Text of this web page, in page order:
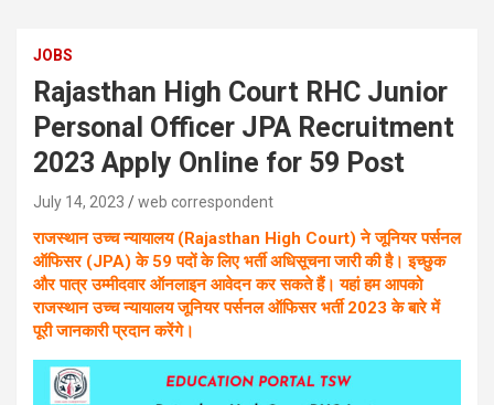
JOBS
Rajasthan High Court RHC Junior
Personal Officer JPA Recruitment
2023 Apply Online for 59 Post
July 14, 2023 web correspondent
राजस्थान उच्च न्यायालय (Rajasthan High Court) ने जूनियर पर्सनल
ऑफिसर (JPA) के 59 पदों के लिए भर्ती अधिसूचना जारी की है। इच्छुक
और पात्र उम्मीदवार ऑनलाइन आवेदन कर सकते हैं। यहां हम आपको
राजस्थान उच्च न्यायालय जूनियर पर्सनल ऑफिसर भर्ती 2023 के बारे में
पूरी जानकारी प्रदान करेंगे।